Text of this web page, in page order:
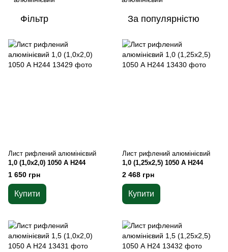
Фільтр За популярністю
Лист рифлений алюмінієвий
1,0 (1,0х2,0) 1050 А Н244
1 650 грн
Купити
Лист рифлений алюмінієвий
1,0 (1,25х2,5) 1050 А Н244
2 468 грн
Купити